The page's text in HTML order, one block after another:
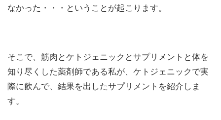
なかった・・・ということが起こります。
そこで、筋肉とケトジェニックとサプリメントと体を
知り尽くした薬剤師である私が、ケトジェニックで実
際に飲んで、結果を出したサプリメントを紹介しま
す。